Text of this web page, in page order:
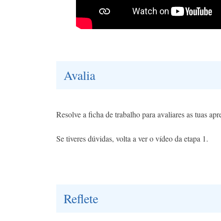
Avalia
Resolve a ficha de trabalho para avaliares as tuas
Se tiveres dúvidas, volta a ver o vídeo da etapa 1.
Reflete